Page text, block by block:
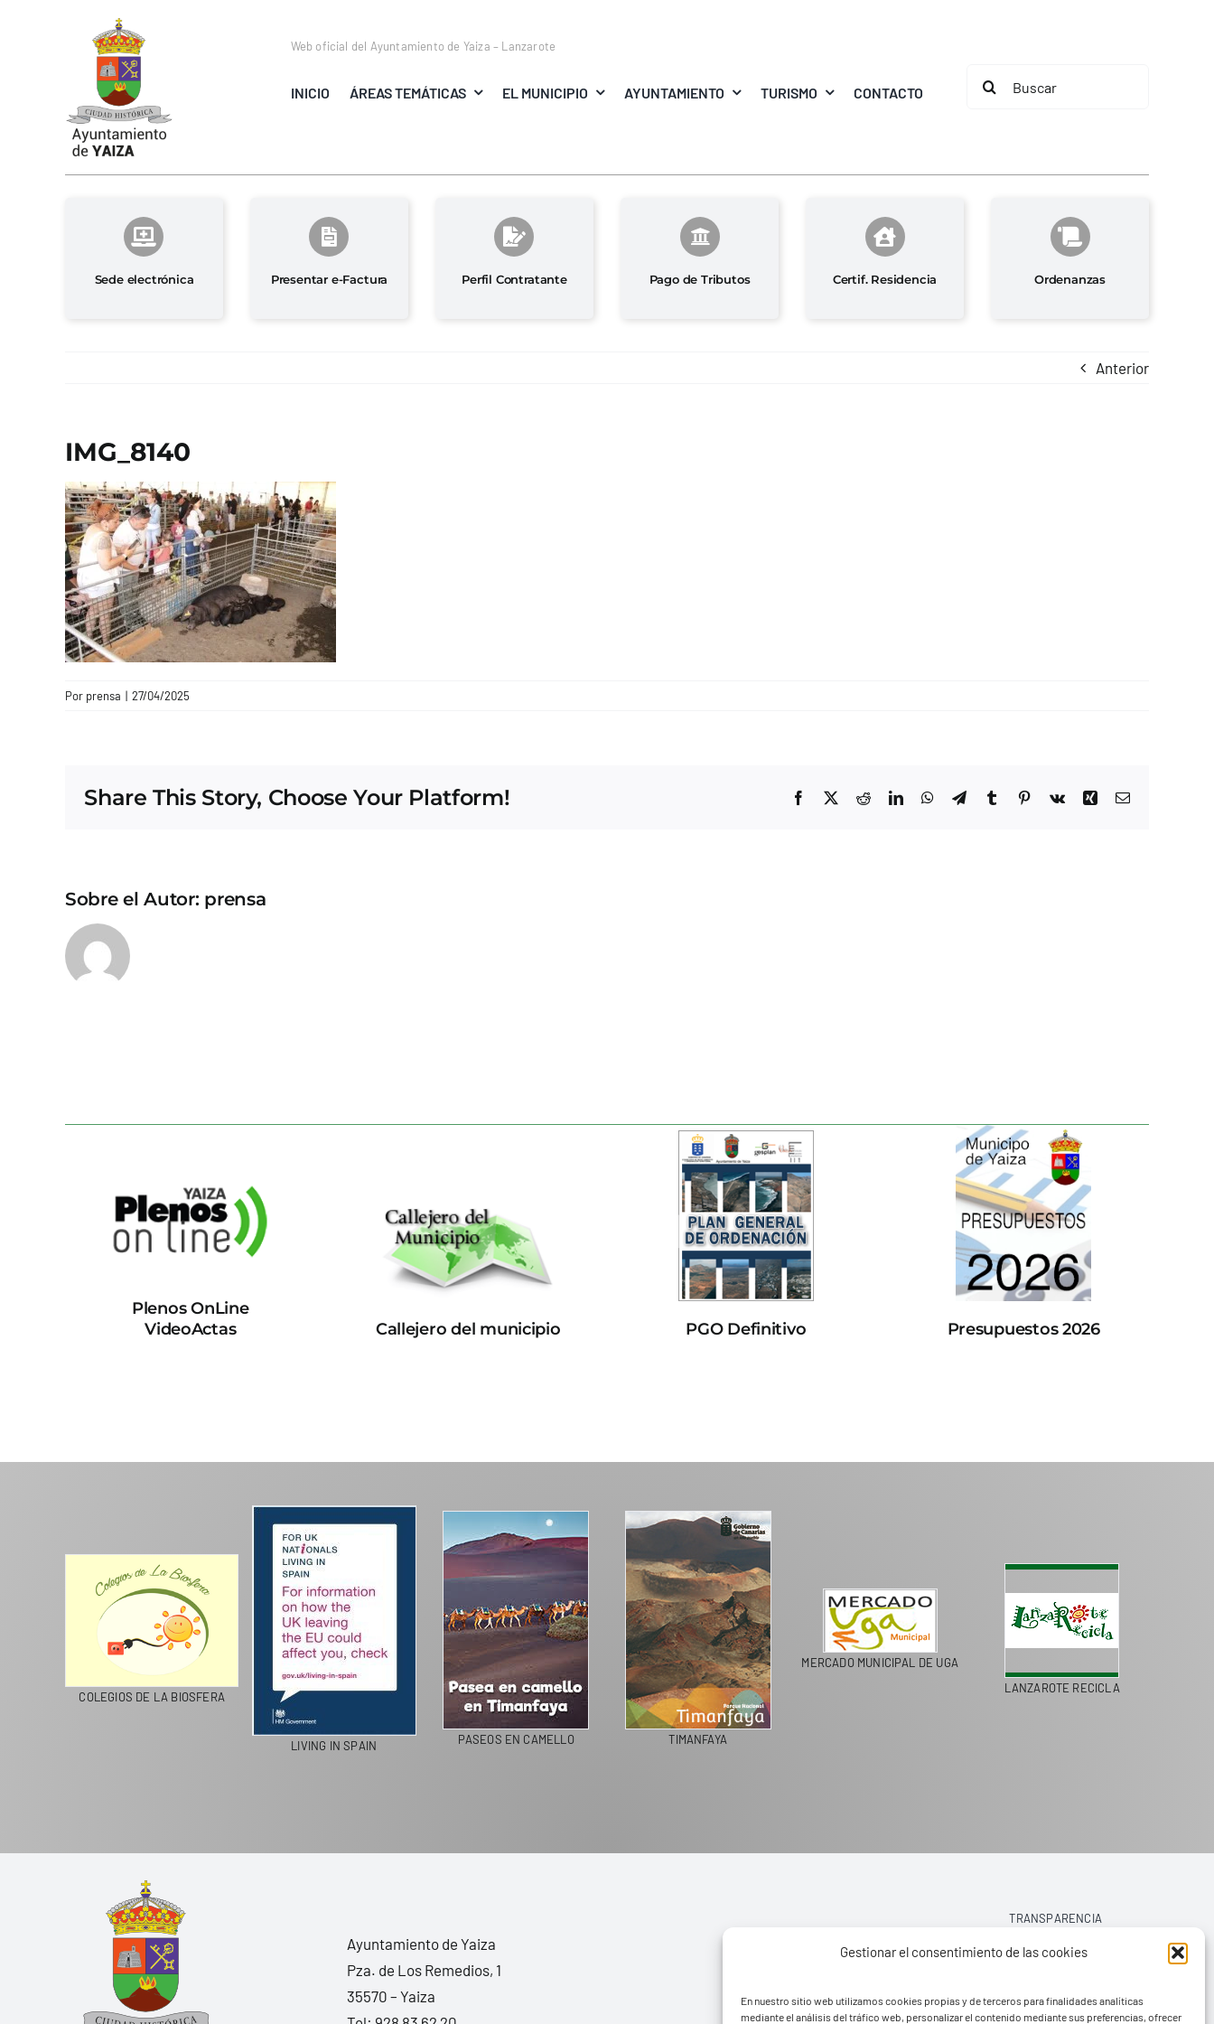
Gestionar el consentimiento de las cookies
En nuestro sitio web utilizamos cookies propias y de terceros para finalidades analíticas
mediante el análisis del tráfico web, personalizar el contenido mediante sus preferencias, ofrecer
Web oficial del Ayuntamiento de Yaiza – Lanzarote
INICIO ÁREAS TEMÁTICAS EL MUNICIPIO AYUNTAMIENTO TURISMO CONTACTO
Buscar:
Sede electrónica Presentar e-Factura Perfil Contratante Pago de Tributos Certif. Residencia Ordenanzas
Anterior
IMG_8140
Por prensa | 27/04/2025
Share This Story, Choose Your Platform! Facebook
X RedditLinkedInWhatsApp
TelegramTumblrPinterest
Vk Xing Correo
Sobre el Autor: prensa
Plenos OnLine
VideoActas
Callejero del municipio PGO Definitivo Presupuestos 2026
COLEGIOS DE LA BIOSFERA
LIVING IN SPAIN PASEOS EN CAMELLO TIMANFAYA
MERCADO MUNICIPAL DE UGA
LANZAROTE RECICLA
Ayuntamiento de Yaiza
Pza. de Los Remedios, 1
35570 – Yaiza
TRANSPARENCIA
AVISO LEGAL
POLÍTICA DE PRIVACIDAD